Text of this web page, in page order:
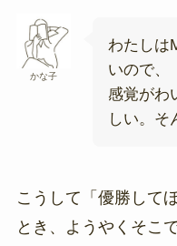
かな子
わたしは
いので、
感覚がわ
しい。そ
こうして「優勝して
とき、ようやくそこ